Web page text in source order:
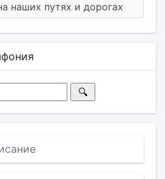
наших путях и дорогах